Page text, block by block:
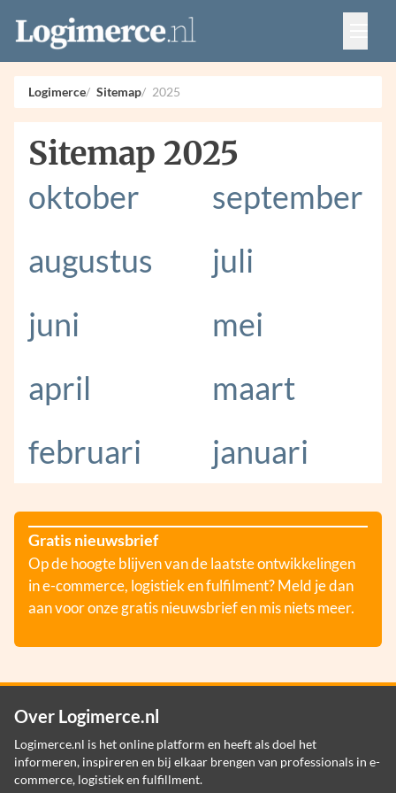
Vacatures
Events
Adverteren
Partners
Logimerce Sitemap 2025
Sitemap 2025
oktober
september
augustus
juli
juni
mei
april
maart
februari
januari
Gratis nieuwsbrief
Op de hoogte blijven van de laatste ontwikkelingen
in e-commerce, logistiek en fulfilment? Meld je dan
aan voor onze gratis nieuwsbrief en mis niets meer.
Over Logimerce.nl
Logimerce.nl is het online platform en heeft als doel het
informeren, inspireren en bij elkaar brengen van professionals in e-
commerce, logistiek en fulfillment.